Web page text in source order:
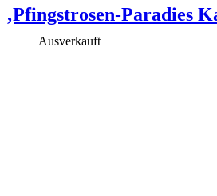
‚Pfingstrosen-Paradies
Ausverkauft